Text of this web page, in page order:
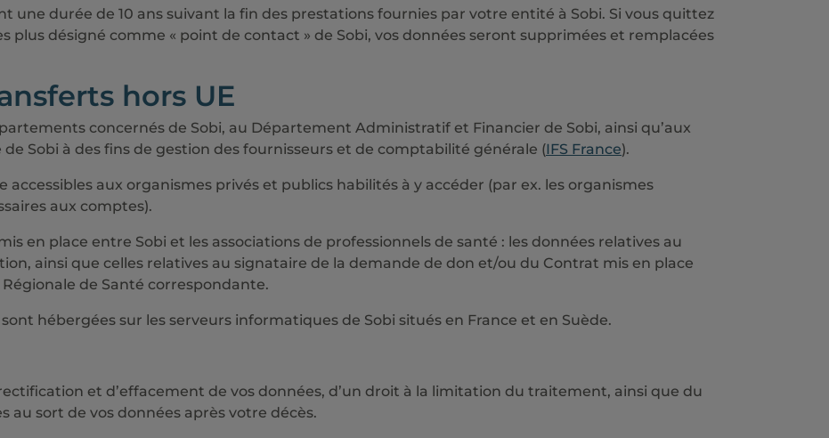
une durée de 10 ans suivant la fin des prestations fournies par votre entité à Sobi. Si vous quittez
plus désigné comme « point de contact » de Sobi, vos données seront supprimées et remplacées
hors UE
concernés de Sobi, au Département Administratif et Financier de Sobi, ainsi qu’aux
Sobi à des fins de gestion des fournisseurs et de comptabilité générale (IFS France).
aux organismes privés et publics habilités à y accéder (par ex. les organismes
aux comptes).
en place entre Sobi et les associations de professionnels de santé : les données relatives au
ainsi que celles relatives au signataire de la demande de don et/ou du Contrat mis en place
de Santé correspondante.
hébergées sur les serveurs informatiques de Sobi situés en France et en Suède.
rectification et d’effacement de vos données, d’un droit à la limitation du traitement, ainsi que du
au sort de vos données après votre décès.